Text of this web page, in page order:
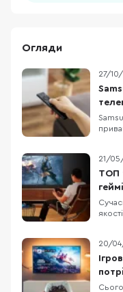
Огляди
27/
21/
ТОП
HDR
20/